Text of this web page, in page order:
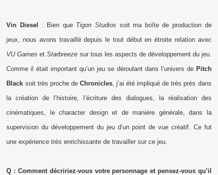
Vin Diesel : Bien que Tigon Studios soit ma boîte de production de
jeux, nous avons travaillé depuis le tout début en étroite relation avec
VU GamesetStarbreeze sur tous les aspects de développement du jeu.
Comme il était important qu’un jeu se déroulant dans l’univers de Pitch
Black soit très proche de Chronicles, j’ai été impliqué de très près dans
la création de l’histoire, l’écriture des dialogues, la réalisation des
cinématiques, le character design et de manière générale, dans la
supervision du développement du jeu d’un point de vue créatif. Ce fut
une expérience très enrichissante de travailler sur ce jeu.
Q : Comment décririez-vous votre personnage et pensez-vous qu’il